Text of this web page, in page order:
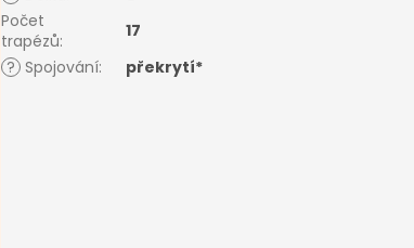
Počet
trapézů:
17
? Spojování: překrytí*